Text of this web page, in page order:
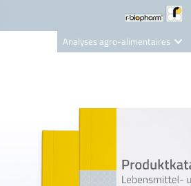
Analyses agro-alimentaires
Nutrition Care